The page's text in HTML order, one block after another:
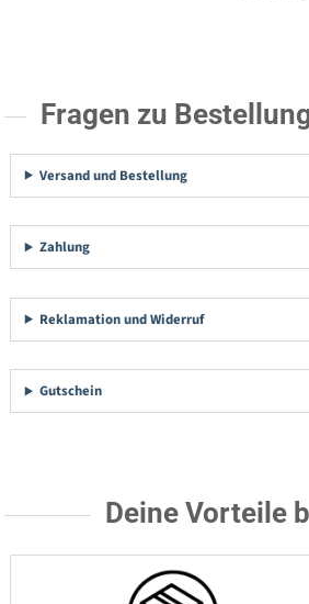
Fragen zu
Versand und Bestellung
Zahlung
Reklamation und Widerruf
Gutschein
Deine Vorteile